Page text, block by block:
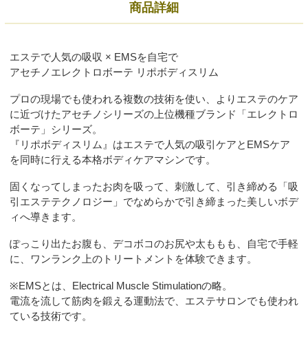
商品詳細
エステで人気の吸収 × EMSを自宅で
アセチノエレクトロボーテ リポボディスリム
プロの現場でも使われる複数の技術を使い、よりエステのケア
に近づけたアセチノシリーズの上位機種ブランド「エレクトロ
ボーテ」シリーズ。
『リポボディスリム』はエステで人気の吸引ケアとEMSケア
を同時に行える本格ボディケアマシンです。
固くなってしまったお肉を吸って、刺激して、引き締める「吸
引エステテクノロジー」でなめらかで引き締まった美しいボデ
ィへ導きます。
ぽっこり出たお腹も、デコボコのお尻や太ももも、自宅で手軽
に、ワンランク上のトリートメントを体験できます。
※EMSとは、Electrical Muscle Stimulationの略。
電流を流して筋肉を鍛える運動法で、エステサロンでも使われ
ている技術です。